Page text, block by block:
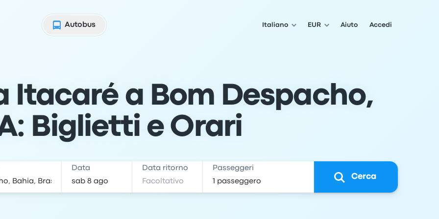
Autobus
Italiano EUR Aiuto Accedi
Itacaré a Bom Despacho,
Biglietti e Orari
Data Data ritorno Passeggeri
Cerca